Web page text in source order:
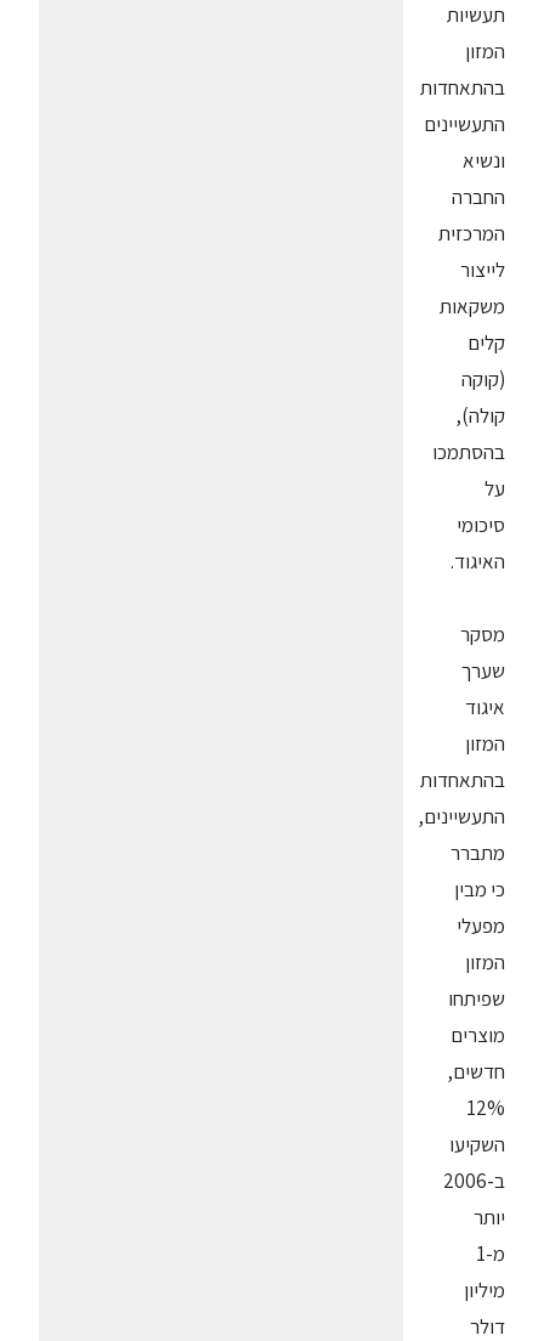
תעשיות
המזון
בהתאחדות
התעשיינים
ונשיא
החברה
המרכזית
לייצור
משקאות
קלים
(קוקה
קולה),
בהסתמכו
על
סיכומי
האיגוד.
מסקר
שערך
איגוד
המזון
בהתאחדות
התעשיינים,
מתברר
כי מבין
מפעלי
המזון
שפיתחו
מוצרים
חדשים,
12%
השקיעו
ב-2006
יותר
מ-1
מיליון
דולר